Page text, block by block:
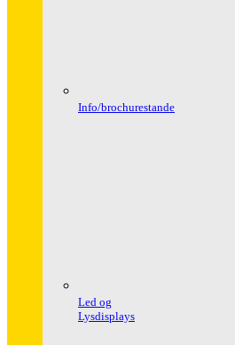
Info/brochurestande
Led og
Lysdisplays